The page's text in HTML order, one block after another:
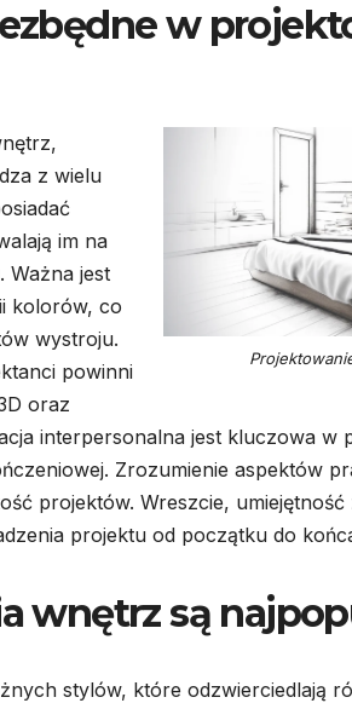
w
z wielu
im na
Ważna jest
kolorów, co
wystroju.
powinni
oraz
interpersonalna jest kluczowa w
Zrozumienie aspektów
projektów. Wreszcie,
projektu od początku do
wnętrz są
stylów, które odzwierciedlają